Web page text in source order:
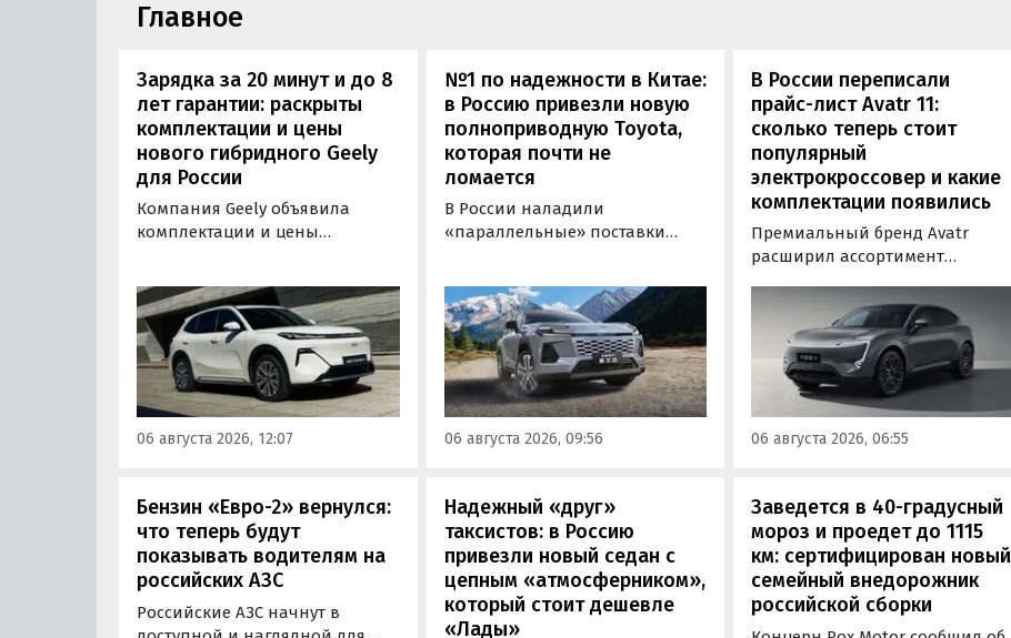
Главное
Зарядка за 20 минут и до 8
лет гарантии: раскрыты
комплектации и цены
нового гибридного Geely
для России
Компания Geely объявила
комплектации и цены
установкой последовательного
типа. Автомобиль оснащен
инновационной системой под
названием Electric Motor
Extended Range (EM-R) и может
заряжаться от 30 до 80% всего
за 20 минут.
06 августа 2026, 12:07
№1 по надежности в Китае:
в Россию привезли новую
полноприводную Toyota,
которая почти не
ломается
В России наладили
«параллельные» поставки
копией RAV4 для китайского
рынка. Там он стоит минимум 2
000 000 рублей по текущему
курсу, а у нас с учетом всех
расходов цены на них стартуют
от 3 700 000 рублей, выяснили
«Автоновости дня».
06 августа 2026, 09:56
В России переписали
прайс-лист Avatr 11:
сколько теперь стоит
популярный
электрокроссовер и какие
комплектации появились
Премиальный бренд Avatr
расширил ассортимент
кроссовера Avatr 11 в России
версиями 2026 года. Вместе с
этим из его прайс-листа
исчезло единственное
заднеприводное исполнение,
а минимальная цена модели
выросла на 760 тыс. рублей,
06 августа 2026, 06:55
Бензин «Евро-2» вернулся:
что теперь будут
показывать водителям на
российских АЗС
Российские АЗС начнут в
Надежный «друг»
таксистов: в Россию
привезли новый седан с
цепным «атмосферником»,
который стоит дешевле
«Лады»
Заведется в 40-градусный
мороз и проедет до 1115
км: сертифицирован новый
семейный внедорожник
российской сборки